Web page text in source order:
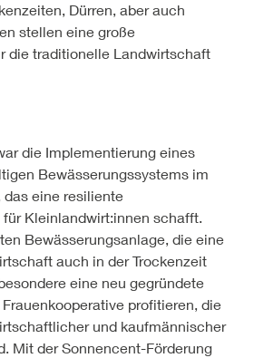
Dürren, aber auch
stellen eine große
die traditionelle Landwirtschaft
die Implementierung eines
Bewässerungssystems im
das eine resiliente
Kleinlandwirt:innen schafft.
Bewässerungsanlage, die eine
auch in der Trockenzeit
eine neu gegründete
profitieren, die
und kaufmännischer
Mit der Sonnencent-Förderung